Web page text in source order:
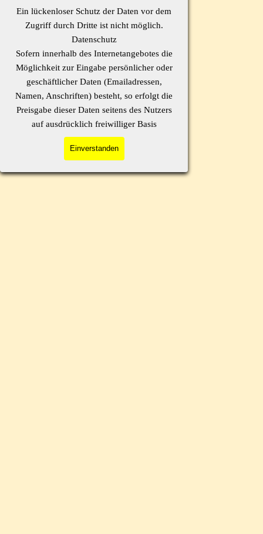
Ein lückenloser Schutz der Daten vor dem
Zugriff durch Dritte ist nicht möglich.
Datenschutz
Sofern innerhalb des Internetangebotes die
Möglichkeit zur Eingabe persönlicher oder
geschäftlicher Daten (Emailadressen,
Namen, Anschriften) besteht, so erfolgt die
Preisgabe dieser Daten seitens des Nutzers
auf ausdrücklich freiwilliger Basis
Einverstanden